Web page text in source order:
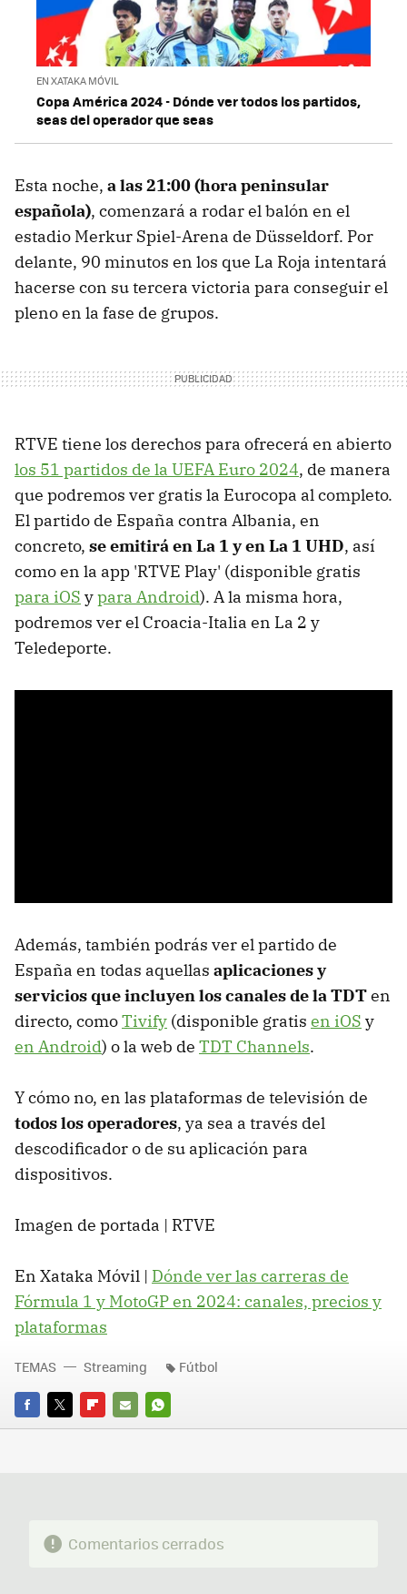
EN XATAKA MÓVIL
Copa América 2024 - Dónde ver todos los partidos,
seas del operador que seas
Esta noche, a las 21:00 (hora peninsular
española), comenzará a rodar el balón en el
estadio Merkur Spiel-Arena de Düsseldorf. Por
delante, 90 minutos en los que La Roja intentará
hacerse con su tercera victoria para conseguir el
pleno en la fase de grupos.
RTVE tiene los derechos para ofrecerá en abierto
los 51 partidos de la UEFA Euro 2024, de manera
que podremos ver gratis la Eurocopa al completo.
El partido de España contra Albania, en
concreto, se emitirá en La 1 y en La 1 UHD, así
como en la app 'RTVE Play' (disponible gratis
para iOS ypara Android). A la misma hora,
podremos ver el Croacia-Italia en La 2 y
Teledeporte.
Además, también podrás ver el partido de
España en todas aquellas aplicaciones y
servicios que incluyen los canales de la TDTen
directo, comoTivify (disponible gratis en iOS y
en Android) o la web de TDT Channels.
Y cómo no, en las plataformas de televisión de
todos los operadores, ya sea a través del
descodificador o de su aplicación para
dispositivos.
Imagen de portada | RTVE
En Xataka Móvil | Dónde ver las carreras de
Fórmula 1 y MotoGP en 2024: canales, precios y
plataformas
FACEBOOK
TWITTERFLIPBOARD
E-
WHATSAPP
TEMAS Streaming Fútbol
Comentarios cerrados